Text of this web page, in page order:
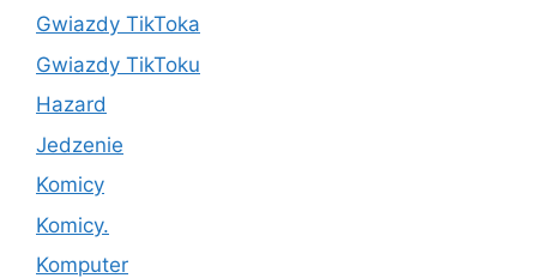
Gwiazdy TikToka
Gwiazdy TikToku
Hazard
Jedzenie
Komicy
Komicy.
Komputer